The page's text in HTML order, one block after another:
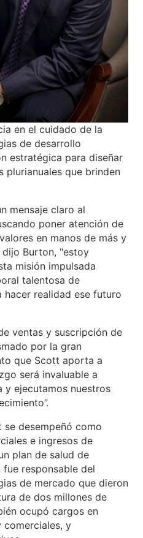
en el cuidado de la
de desarrollo
estratégica para diseñar
plurianuales que brinden
mensaje claro al
poner atención de
en manos de más y
dijo Burton, "estoy
misión impulsada
talentosa de
hacer realidad ese futuro
ventas y suscripción de
por la gran
que Scott aporta a
será invaluable a
y ejecutamos nuestros
se desempeñó como
e ingresos de
plan de salud de
responsable del
de mercado que dieron
de dos millones de
ocupó cargos en
comerciales, y